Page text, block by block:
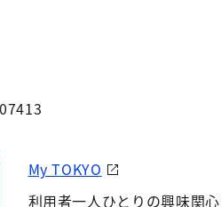
My TOKYO
利用者一人ひとりの興味関